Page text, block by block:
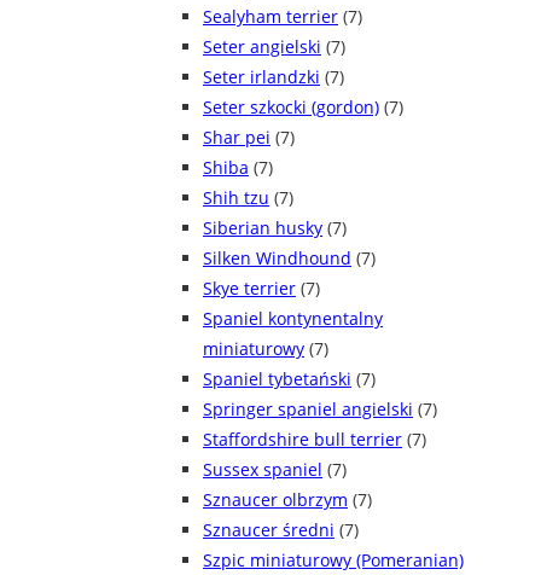
Sealyham terrier (7)
Seter angielski (7)
Seter irlandzki (7)
Seter szkocki (gordon) (7)
Shar pei (7)
Shiba (7)
Shih tzu (7)
Siberian husky (7)
Silken Windhound (7)
Skye terrier (7)
Spaniel kontynentalny
miniaturowy (7)
Spaniel tybetański (7)
Springer spaniel angielski (7)
Staffordshire bull terrier (7)
Sussex spaniel (7)
Sznaucer olbrzym (7)
Sznaucer średni (7)
Szpic miniaturowy (Pomeranian)